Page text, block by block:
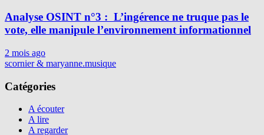
Analyse OSINT n°3 : L’ingérence ne truque pas le
vote, elle manipule l’environnement informationnel
2 mois ago
scornier & maryanne.musique
Catégories
A écouter
A lire
A regarder